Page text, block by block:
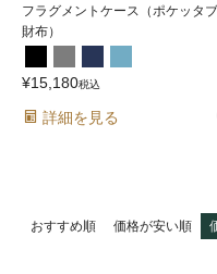
フラグメントケース（ポケッタ
財布）
¥15,180税込
詳細を見る
おすすめ順 価格が安い順